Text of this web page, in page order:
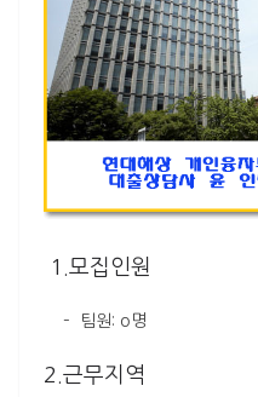
1.모집인원
– 팀원: o명
2.근무지역